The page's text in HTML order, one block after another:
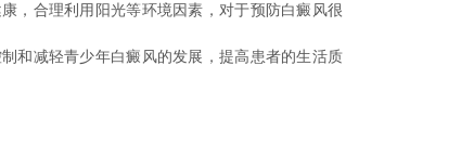
，合理利用阳光等环境因素，对于预防白癜风很
和减轻青少年白癜风的发展，提高患者的生活质